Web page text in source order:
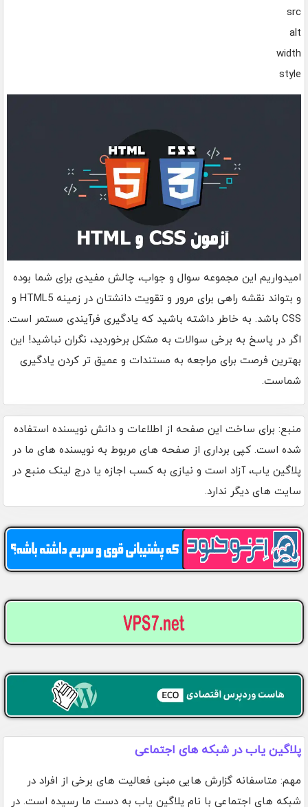
src
alt
width
style
امیدواریم این مجموعه سوال و جواب، چالش مفیدی برای شما بوده
و بتواند نقشه‌ راهی برای مرور و تقویت دانشتان در زمینه HTML5 و
CSS باشد. به خاطر داشته باشید که یادگیری فرآیندی مستمر است.
اگر در پاسخ به برخی سوالات به مشکل برخوردید، نگران نباشید! این
بهترین فرصت برای مراجعه به مستندات و عمیق‌ تر کردن یادگیری
شماست.
منبع: برای ساخت این صفحه از اطلاعات و دانش نویسنده استفاده
شده است. کپی برداری از صفحه های مربوط به نویسنده های ما در
پلاگین یاب، آزاد است و نیازی به کسب اجازه یا درج لینک منبع در
سایت های دیگر ندارد.
پلاگین یاب در شبکه های اجتماعی
مهم: متاسفانه گزارش هایی مبنی فعالیت های برخی از افراد در
شبکه های اجتماعی با نام پلاگین یاب به دست ما رسیده است. در